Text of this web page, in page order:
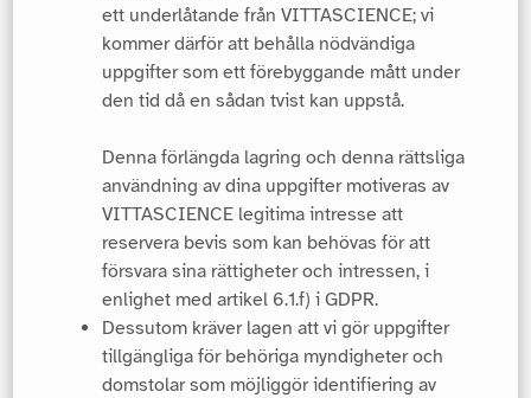
ett underlåtande från VITTASCIENCE; vi
kommer därför att behålla nödvändiga
uppgifter som ett förebyggande mått under
den tid då en sådan tvist kan uppstå.
Denna förlängda lagring och denna rättsliga
användning av dina uppgifter motiveras av
VITTASCIENCE legitima intresse att
reservera bevis som kan behövas för att
försvara sina rättigheter och intressen, i
enlighet med artikel 6.1.f) i GDPR.
Dessutom kräver lagen att vi gör uppgifter
tillgängliga för behöriga myndigheter och
domstolar som möjliggör identifiering av